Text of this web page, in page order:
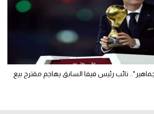
نائب رئيس فيفا السابق يهاجم مقترح بيع